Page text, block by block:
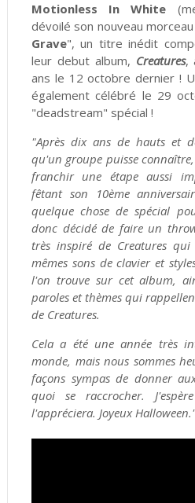
Motionless In White
dévoilé son nouveau
Grave", un titre inédit
leur debut album, Creatures,
ans le 12 octobre dernier !
également célébré le 29
"deadstream" spécial !
"Après dix ans de hauts et
qu'un groupe puisse
franchir une étape aussi
fêtant son 10ème
quelque chose de spécial
donc décidé de faire un
très inspiré de Creatures
mêmes sons de clavier et
l'on trouve sur cet album,
paroles et thèmes qui
de Creatures.
Cela a été une année très
monde, mais nous sommes
façons sympas de donner
quoi se raccrocher.
l'appréciera. Joyeux